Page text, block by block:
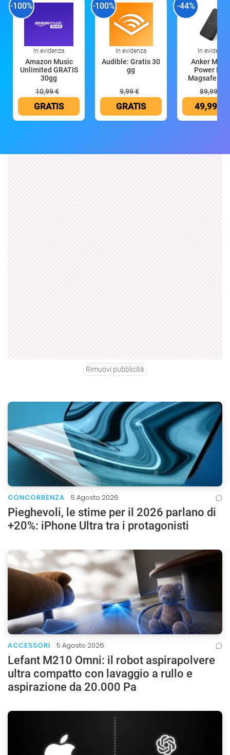
-100%
In evidenza
Amazon Music
Unlimited GRATIS
30gg
10,99 €
GRATIS
-100%
In evidenza
Audible: Gratis 30
gg
9,99 €
GRATIS
-44%
In evidenza
Anker
Power
Magsafe
89,99 €
49,99 €
Rimuovi pubblicità
CONCORRENZA 5 Agosto 2026
Pieghevoli, le stime per il 2026 parlano di
+20%: iPhone Ultra tra i protagonisti
ACCESSORI 5 Agosto 2026
Lefant M210 Omni: il robot aspirapolvere
ultra compatto con lavaggio a rullo e
aspirazione da 20.000 Pa